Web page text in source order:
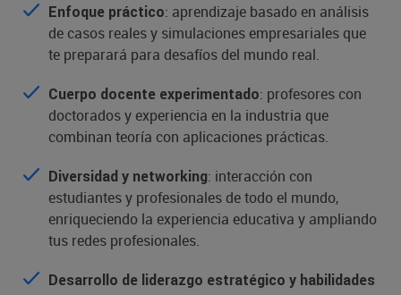
Enfoque práctico: aprendizaje basado en análisis
de casos reales y simulaciones empresariales que
te preparará para desafíos del mundo real.
Cuerpo docente experimentado: profesores con
doctorados y experiencia en la industria que
combinan teoría con aplicaciones prácticas.
Diversidad y networking: interacción con
estudiantes y profesionales de todo el mundo,
enriqueciendo la experiencia educativa y ampliando
tus redes profesionales.
Desarrollo de liderazgo estratégico y habilidades